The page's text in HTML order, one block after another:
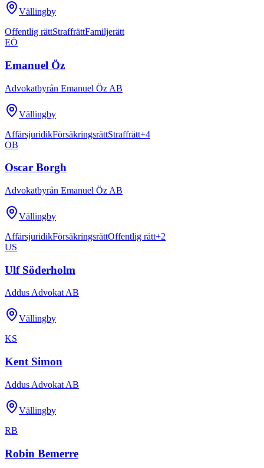
Vällingby
Offentlig rättStraffrättFamiljerätt
EÖ
Emanuel Öz
Advokatbyrån Emanuel Öz AB
Vällingby
AffärsjuridikFörsäkringsrättStraffrätt+4
OB
Oscar Borgh
Advokatbyrån Emanuel Öz AB
Vällingby
AffärsjuridikFörsäkringsrättOffentlig rätt+2
US
Ulf Söderholm
Addus Advokat AB
Vällingby
KS
Kent Simon
Addus Advokat AB
Vällingby
RB
Robin Bemerre